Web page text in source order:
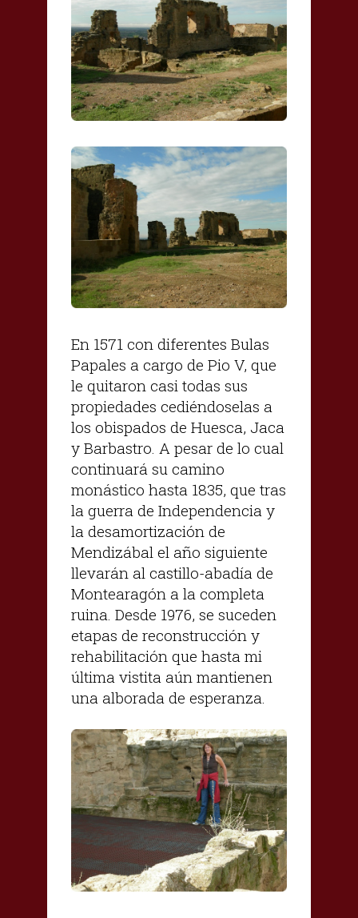
En 1571 con diferentes Bulas
Papales a cargo de Pio V, que
le quitaron casi todas sus
propiedades cediéndoselas a
los obispados de Huesca, Jaca
y Barbastro. A pesar de lo cual
continuará su camino
monástico hasta 1835, que tras
la guerra de Independencia y
la desamortización de
Mendizábal el año siguiente
llevarán al castillo-abadía de
Montearagón a la completa
ruina. Desde 1976, se suceden
etapas de reconstrucción y
rehabilitación que hasta mi
última vistita aún mantienen
una alborada de esperanza.